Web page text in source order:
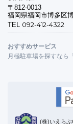
〒812-0013
福岡県福岡市博多区
TEL 092-412-4322
おすすめサービス
月極駐車場を探すなら
(株)いえら